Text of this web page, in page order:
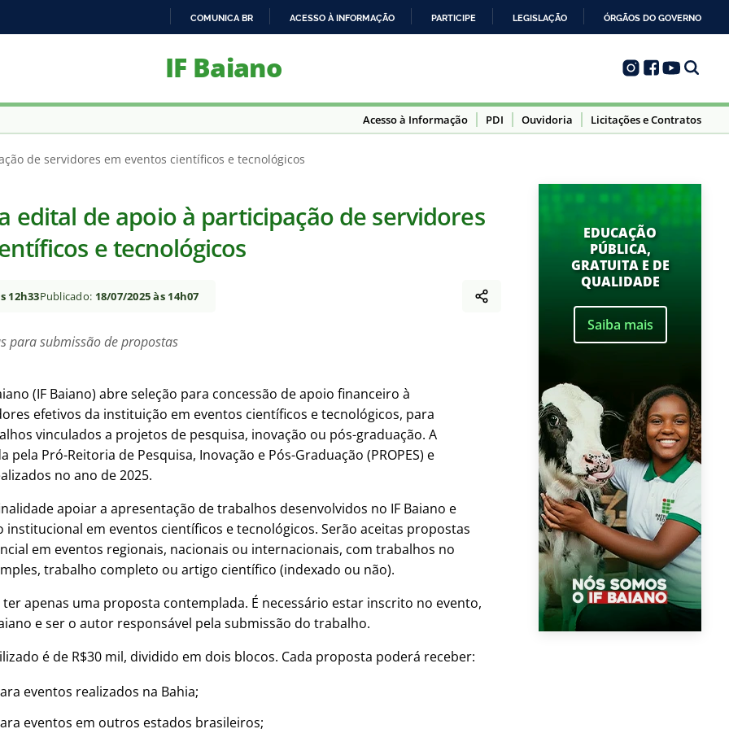
PARA
COMUNICA BR ACESSO À INFORMAÇÃO PARTICIPE LEGISLAÇÃO ÓRGÃOS DO GOVERNO
IF Baiano
Acesso à Informação PDI Ouvidoria Licitações e Contratos
de servidores em eventos científicos e tecnológicos
edital de apoio à participação de servidores
e tecnológicos
12h33Publicado: 18/07/2025 às 14h07
para submissão de propostas
(IF Baiano) abre seleção para concessão de apoio financeiro à
efetivos da instituição em eventos científicos e tecnológicos, para
vinculados a projetos de pesquisa, inovação ou pós-graduação. A
pela Pró-Reitoria de Pesquisa, Inovação e Pós-Graduação (PROPES) e
no ano de 2025.
apoiar a apresentação de trabalhos desenvolvidos no IF Baiano e
institucional em eventos científicos e tecnológicos. Serão aceitas propostas
em eventos regionais, nacionais ou internacionais, com trabalhos no
trabalho completo ou artigo científico (indexado ou não).
apenas uma proposta contemplada. É necessário estar inscrito no evento,
e ser o autor responsável pela submissão do trabalho.
é de R$30 mil, dividido em dois blocos. Cada proposta poderá receber:
eventos realizados na Bahia;
eventos em outros estados brasileiros;
EDUCAÇÃO
PÚBLICA,
GRATUITA E DE
QUALIDADE
Saiba mais